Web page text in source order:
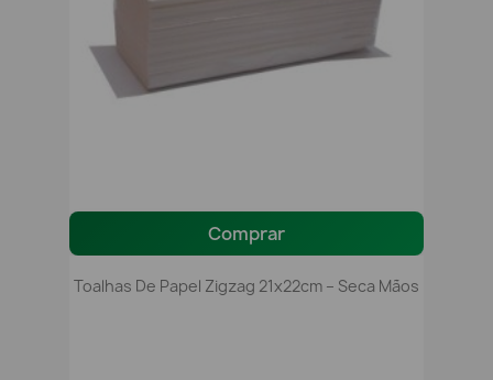
Comprar
Toalhas De Papel Zigzag 21x22cm – Seca Mãos